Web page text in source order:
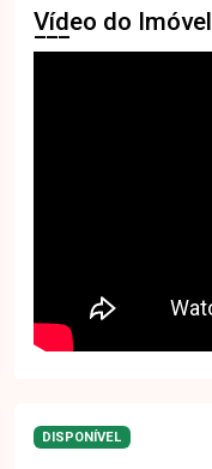
Vídeo do Imóvel
DISPONÍVEL